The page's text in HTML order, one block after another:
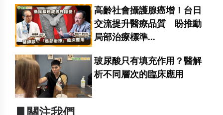
高齡社會攝護腺癌增！台日
交流提升醫療品質 盼推動
局部治療標準...
玻尿酸只有填充作用？醫解
析不同層次的臨床應用